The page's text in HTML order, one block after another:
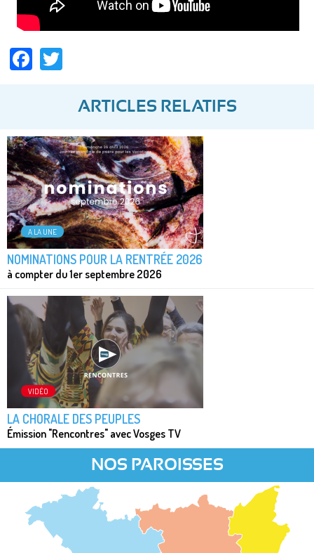
Facebook
ARTICLES RELATIFS
A LA UNE
NOMINATIONS POUR LA RENTRÉE 2026
à compter du 1er septembre 2026
VIDÉO
LA CHORALE DES PEUPLES
Émission "Rencontres" avec Vosges TV
NOS PAROISSES